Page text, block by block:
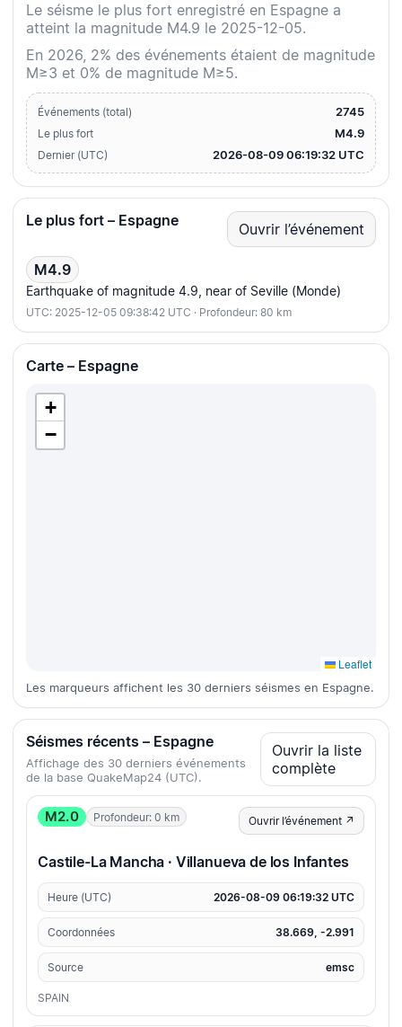
Le séisme le plus fort enregistré en Espagne a
atteint la magnitude M4.9 le 2025-12-05.
En 2026, 2% des événements étaient de magnitude
M≥3 et 0% de magnitude M≥5.
Événements (total) 2745
Le plus fort M4.9
Dernier (UTC) 2026-08-09 06:19:32 UTC
Le plus fort – Espagne Ouvrir l’événement
M4.9
Earthquake of magnitude 4.9, near of Seville (Monde)
UTC: 2025-12-05 09:38:42 UTC · Profondeur: 80 km
Carte – Espagne
+
−
Leaflet
Les marqueurs affichent les 30 derniers séismes en Espagne.
Séismes récents – Espagne
Affichage des 30 derniers événements
de la base QuakeMap24 (UTC).
Ouvrir la liste
complète
M2.0 Profondeur: 0 km Ouvrir l’événement ↗
Castile-La Mancha · Villanueva de los Infantes
Heure (UTC) 2026-08-09 06:19:32 UTC
Coordonnées 38.669, -2.991
Source emsc
SPAIN